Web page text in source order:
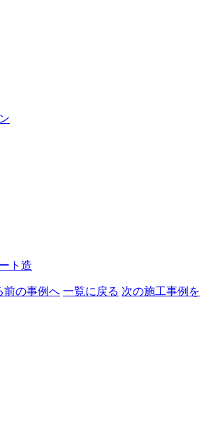
ト造
前の事例へ 一覧に戻る 次の施工事例を